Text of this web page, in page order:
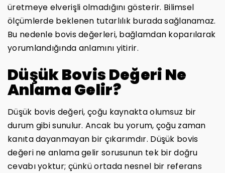
üretmeye elverişli olmadığını gösterir. Bilimsel
ölçümlerde beklenen tutarlılık burada sağlanamaz.
Bu nedenle bovis değerleri, bağlamdan koparılarak
yorumlandığında anlamını yitirir.
Düşük Bovis Değeri Ne
Anlama Gelir?
Düşük bovis değeri, çoğu kaynakta olumsuz bir
durum gibi sunulur. Ancak bu yorum, çoğu zaman
kanıta dayanmayan bir çıkarımdır. Düşük bovis
değeri ne anlama gelir sorusunun tek bir doğru
cevabı yoktur; çünkü ortada nesnel bir referans